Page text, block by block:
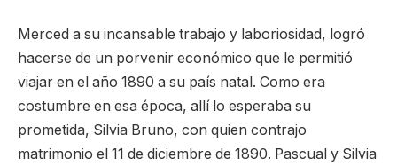
Merced a su incansable trabajo y laboriosidad, logró
hacerse de un porvenir económico que le permitió
viajar en el año 1890 a su país natal. Como era
costumbre en esa época, allí lo esperaba su
prometida, Silvia Bruno, con quien contrajo
matrimonio el 11 de diciembre de 1890. Pascual y Silvia